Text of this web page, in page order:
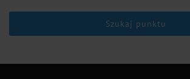
Szukaj punktu